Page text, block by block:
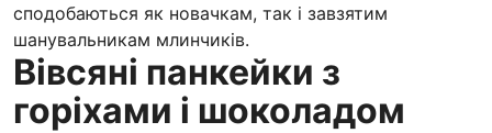
сподобаються як новачкам, так і завзятим
шанувальникам млинчиків.
Вівсяні панкейки з
горіхами і шоколадом